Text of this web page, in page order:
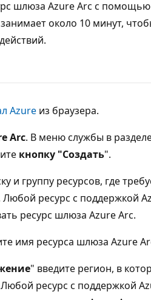
шлюза Azure Arc с помощью
около 10 минут,
Azure из браузера.
Arc. В меню службы в
кнопку "Создать".
и группу ресурсов, где
Любой ресурс с поддержкой
ресурс шлюза Azure Arc.
имя ресурса шлюза Azure
" введите регион, в
ресурс с поддержкой